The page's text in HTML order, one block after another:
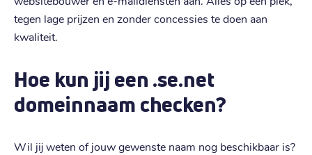
tegen lage prijzen en zonder concessies te doen aan
kwaliteit.
Hoe kun jij een .se.net
domeinnaam checken?
Wil jij weten of jouw gewenste naam nog beschikbaar is?